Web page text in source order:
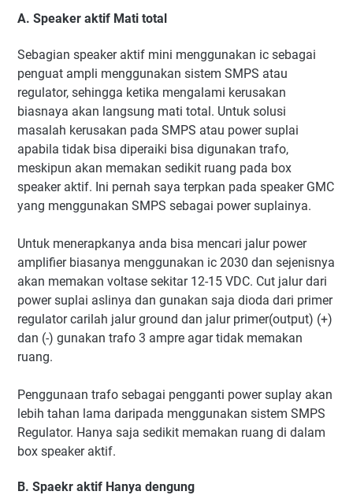
A. Speaker aktif Mati total
Sebagian speaker aktif mini menggunakan ic sebagai
penguat ampli menggunakan sistem SMPS atau
regulator, sehingga ketika mengalami kerusakan
biasnaya akan langsung mati total. Untuk solusi
masalah kerusakan pada SMPS atau power suplai
apabila tidak bisa diperaiki bisa digunakan trafo,
meskipun akan memakan sedikit ruang pada box
speaker aktif. Ini pernah saya terpkan pada speaker GMC
yang menggunakan SMPS sebagai power suplainya.
Untuk menerapkanya anda bisa mencari jalur power
amplifier biasanya menggunakan ic 2030 dan sejenisnya
akan memakan voltase sekitar 12-15 VDC. Cut jalur dari
power suplai aslinya dan gunakan saja dioda dari primer
regulator carilah jalur ground dan jalur primer(output) (+)
dan (-) gunakan trafo 3 ampre agar tidak memakan
ruang.
Penggunaan trafo sebagai pengganti power suplay akan
lebih tahan lama daripada menggunakan sistem SMPS
Regulator. Hanya saja sedikit memakan ruang di dalam
box speaker aktif.
B. Spaekr aktif Hanya dengung